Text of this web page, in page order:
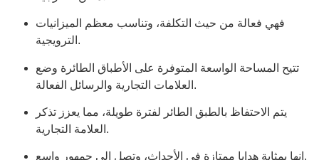
فهي فعالة من حيث التكلفة، وتناسب معظم الميزانيات
الترويجية.
تتيح المساحة الواسعة المتوفرة على الأطباق الطائرة وضع
العلامات التجارية والرسائل الفعالة.
يتم الاحتفاظ بالطبق الطائر لفترة طويلة، مما يعزز تذكر
العلامة التجارية.
إنها بمثابة هدايا ممتازة في الأحداث، وتصل إلى جمهور واسع.